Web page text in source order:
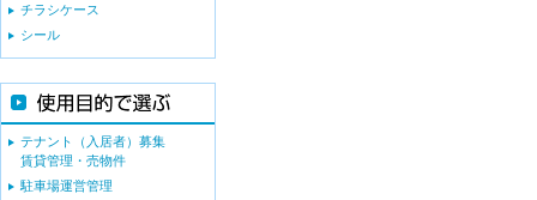
チラシケース
シール
テナント（入居者）募集
賃貸管理・売物件
駐車場運営管理